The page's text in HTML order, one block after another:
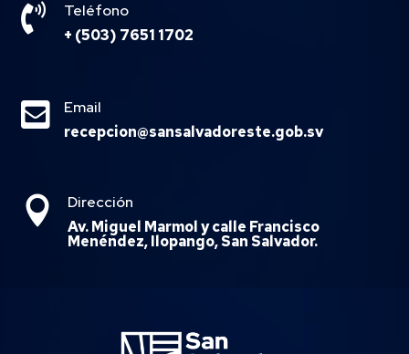

Teléfono
+ (503) 7651 1702

Email
recepcion@sansalvadoreste.gob.sv

Dirección
Av. Miguel Marmol y calle Francisco
Menéndez, Ilopango, San Salvador.